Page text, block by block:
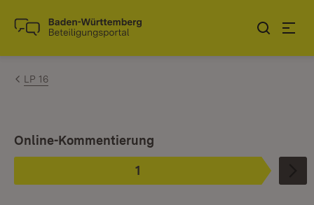
Zum Inhalt springen
Link zur Startseite
LP 16
Phase
1
:
Online-Kommentierung